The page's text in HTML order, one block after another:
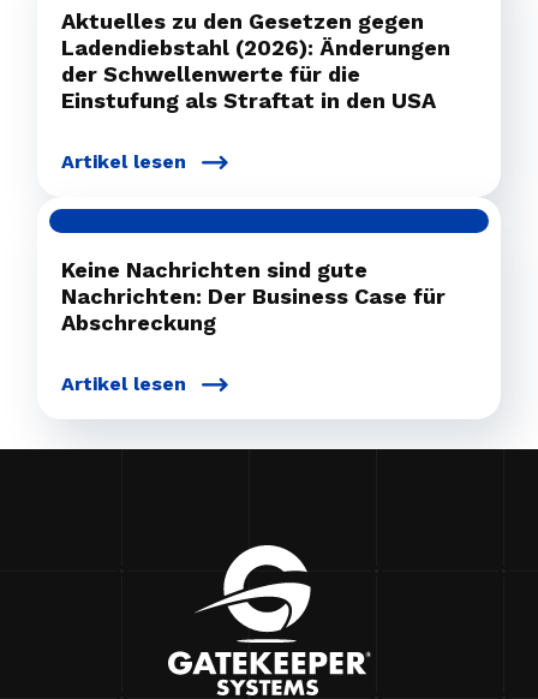
Aktuelles zu den Gesetzen gegen
Ladendiebstahl (2026): Änderungen
der Schwellenwerte für die
Einstufung als Straftat in den USA
Artikel lesen
Keine Nachrichten sind gute
Nachrichten: Der Business Case für
Abschreckung
Artikel lesen